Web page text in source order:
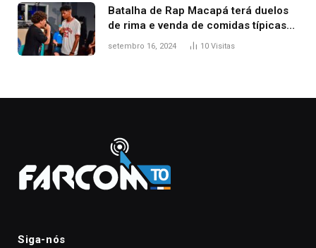
Batalha de Rap Macapá terá duelos
de rima e venda de comidas típicas
no Mercado Central
setembro 16, 2024 10 Visitas
Siga-nós